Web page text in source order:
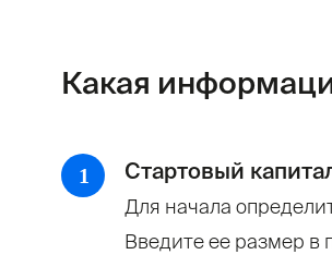
Какая
1 Стартовый
Для начала
Введите ее размер в